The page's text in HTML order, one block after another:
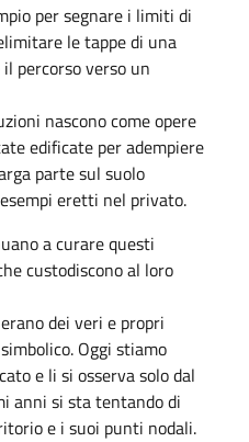
per segnare i limiti di
le tappe di una
percorso verso un
nascono come opere
edificate per adempiere
parte sul suolo
eretti nel privato.
a curare questi
custodiscono al loro
dei veri e propri
Oggi stiamo
e li si osserva solo dal
anni si sta tentando di
e i suoi punti nodali.